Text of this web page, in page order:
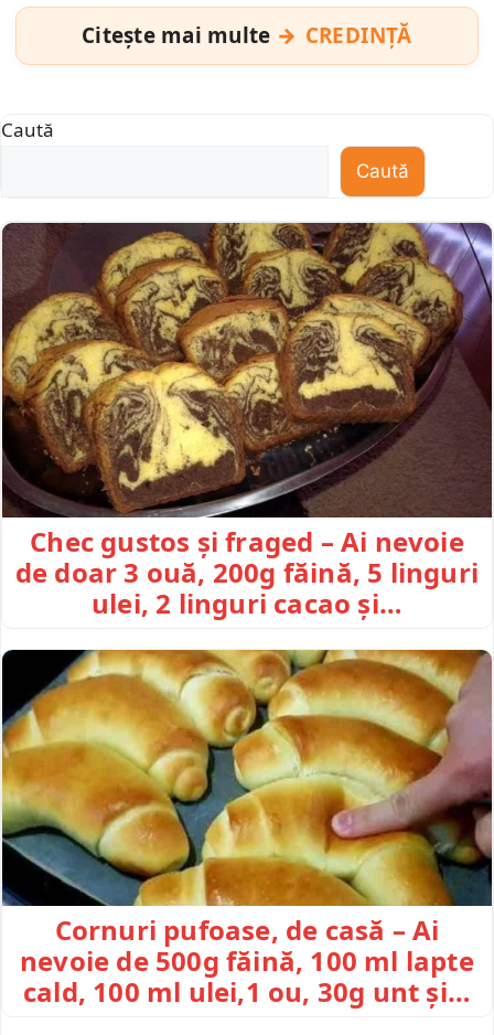
Citește mai multe CREDINȚĂ
Caută
Caută
Chec gustos și fraged – Ai nevoie
de doar 3 ouă, 200g făină, 5 linguri
ulei, 2 linguri cacao și…
Cornuri pufoase, de casă – Ai
nevoie de 500g făină, 100 ml lapte
cald, 100 ml ulei,1 ou, 30g unt și…